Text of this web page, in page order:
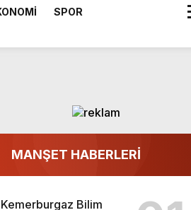
SPOR
MANŞET HABERLERİ
Kemerburgaz Bilim